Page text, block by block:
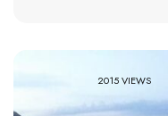
2015 VIEWS